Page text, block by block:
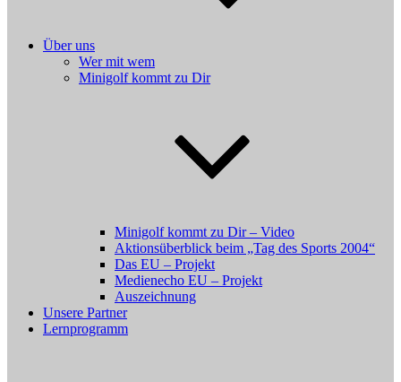
Über uns
Wer mit wem
Minigolf kommt zu Dir
Minigolf kommt zu Dir – Video
Aktionsüberblick beim „Tag des Sports 2004“
Das EU – Projekt
Medienecho EU – Projekt
Auszeichnung
Unsere Partner
Lernprogramm